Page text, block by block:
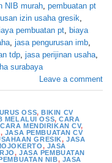
NIB murah pembuatan pt
izin usaha gresik
pembuatan pt biaya
jasa pengurusan imb
tdp jasa perijinan usaha
surabaya
Leave a comment
OSS, BIKIN CV
MELALUI OSS,CARA
CARA MENDIRIKAN CV,
, JASA PEMBUATAN CV
GRESIK, JASA
, JASA
,JASA PEMBUATAN
NIB, JASA